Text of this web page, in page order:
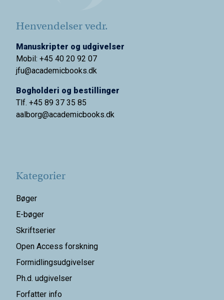
Henvendelser vedr.
Manuskripter og udgivelser
Mobil: +45 40 20 92 07
jfu@academicbooks.dk
Bogholderi og bestillinger
Tlf. +45 89 37 35 85
aalborg@academicbooks.dk
Kategorier
Bøger
E-bøger
Skriftserier
Open Access forskning
Formidlingsudgivelser
Ph.d. udgivelser
Forfatter info